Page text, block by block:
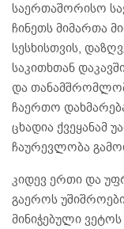
საერთაშორისო
ჩინეთს მიმართა
სესხისთვის,
საკითხთან
და
ჩაერთო
ცხადია ქვეყანამ
ჩაურევლობა
კიდევ ერთი და
გაეროს
მინიჭებული